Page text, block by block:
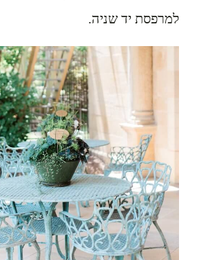
למרפסת יד שניה.